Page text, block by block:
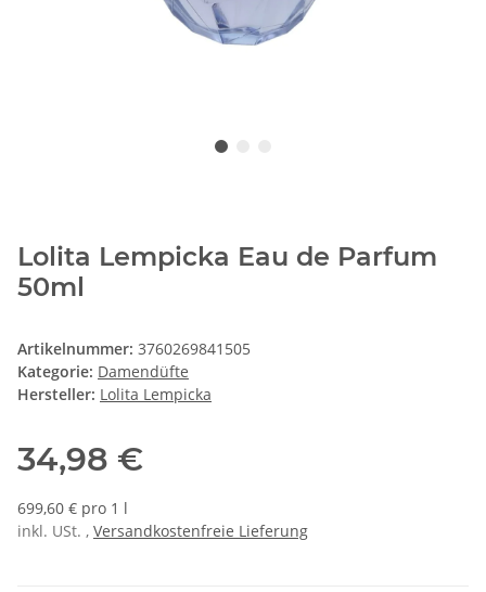
Lolita Lempicka Eau de Parfum
50ml
Artikelnummer: 3760269841505
Kategorie: Damendüfte
Hersteller: Lolita Lempicka
34,98 €
699,60 € pro 1 l
inkl. USt. , Versandkostenfreie Lieferung